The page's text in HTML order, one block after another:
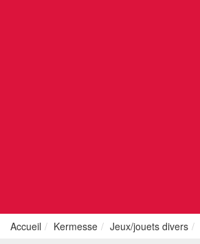
Accueil Kermesse Jeux/jouets divers